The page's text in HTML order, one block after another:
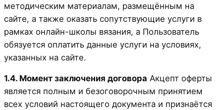
методическим материалам, размещённым на
сайте, а также оказать сопутствующие услуги в
рамках онлайн-школы вязания, а Пользователь
обязуется оплатить данные услуги на условиях,
указанных на сайте.
1.4. Момент заключения договора Акцепт оферты
является полным и безоговорочным принятием
всех условий настоящего документа и признаётся